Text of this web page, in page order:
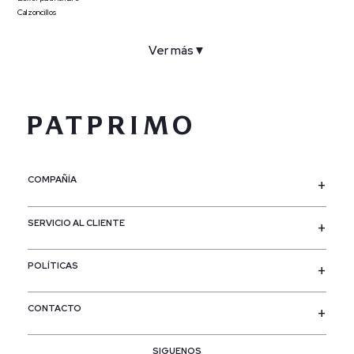
Calzoncillos
Ver más ▼
COMPAÑÍA
SERVICIO AL CLIENTE
POLÍTICAS
SIGUENOS
CONTACTO